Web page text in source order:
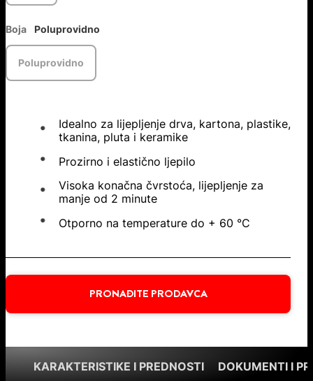
Boja Poluprovidno
Poluprovidno
Idealno za lijepljenje drva, kartona, plastike,
tkanina, pluta i keramike
Prozirno i elastično ljepilo
Visoka konačna čvrstoća, lijepljenje za
manje od 2 minute
Otporno na temperature do + 60 °C
PRONAĐITE PRODAVCA
KARAKTERISTIKE I PREDNOSTI DOKUMENTI I